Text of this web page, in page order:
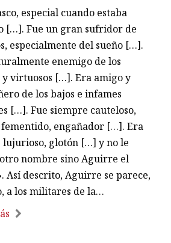
especial cuando estaba
[…]. Fue un gran sufridor de
especialmente del sueño […].
enemigo de los
y virtuosos […]. Era amigo y
de los bajos e infames
[…]. Fue siempre cauteloso,
engañador […]. Era
lujurioso, glotón […] y no le
nombre sino Aguirre el
Así descrito, Aguirre se parece,
a los militares de la…